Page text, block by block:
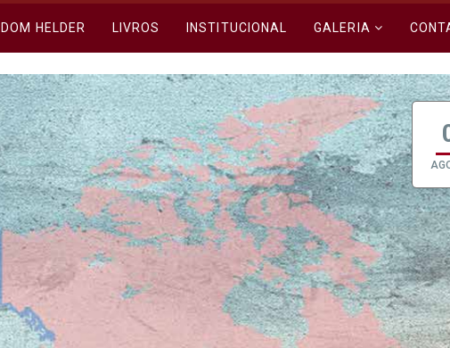
DOM HELDER LIVROS INSTITUCIONAL GALERIA